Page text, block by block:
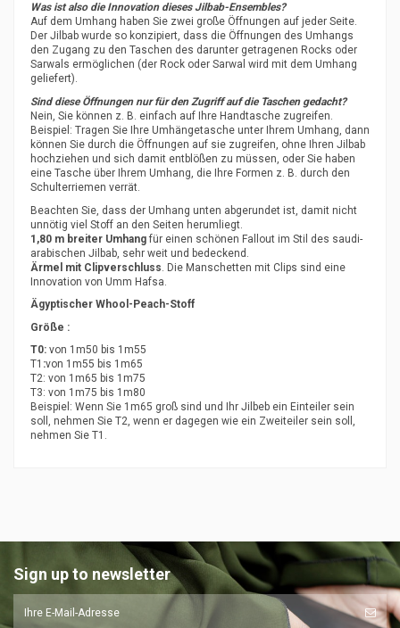
Was ist also die Innovation dieses Jilbab-Ensembles?
Auf dem Umhang haben Sie zwei große Öffnungen auf jeder Seite.
Der Jilbab wurde so konzipiert, dass die Öffnungen des Umhangs
den Zugang zu den Taschen des darunter getragenen Rocks oder
Sarwals ermöglichen (der Rock oder Sarwal wird mit dem Umhang
geliefert).
Sind diese Öffnungen nur für den Zugriff auf die Taschen gedacht?
Nein, Sie können z. B. einfach auf Ihre Handtasche zugreifen.
Beispiel: Tragen Sie Ihre Umhängetasche unter Ihrem Umhang, dann
können Sie durch die Öffnungen auf sie zugreifen, ohne Ihren Jilbab
hochziehen und sich damit entblößen zu müssen, oder Sie haben
eine Tasche über Ihrem Umhang, die Ihre Formen z. B. durch den
Schulterriemen verrät.
Beachten Sie, dass der Umhang unten abgerundet ist, damit nicht
unnötig viel Stoff an den Seiten herumliegt.
1,80 m breiter Umhang für einen schönen Fallout im Stil des saudi-
arabischen Jilbab, sehr weit und bedeckend.
Ärmel mit Clipverschluss . Die Manschetten mit Clips sind eine
Innovation von Umm Hafsa.
Ägyptischer Whool-Peach-Stoff
Größe :
T0: von 1m50 bis 1m55
T1 :von 1m55 bis 1m65
T2: von 1m65 bis 1m75
T3: von 1m75 bis 1m80
Beispiel: Wenn Sie 1m65 groß sind und Ihr Jilbeb ein Einteiler sein
soll, nehmen Sie T2, wenn er dagegen wie ein Zweiteiler sein soll,
nehmen Sie T1.
Sign up to newsletter